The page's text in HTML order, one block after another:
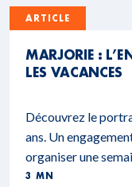
ARTICLE
MARJORIE :
LES VACANCES
Découvrez le
ans. Un
organiser une
3 MN